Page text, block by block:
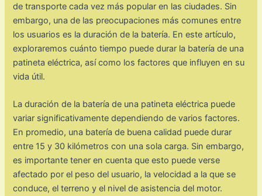
de transporte cada vez más popular en las ciudades. Sin
embargo, una de las preocupaciones más comunes entre
los usuarios es la duración de la batería. En este artículo,
exploraremos cuánto tiempo puede durar la batería de una
patineta eléctrica, así como los factores que influyen en su
vida útil.
La duración de la batería de una patineta eléctrica puede
variar significativamente dependiendo de varios factores.
En promedio, una batería de buena calidad puede durar
entre 15 y 30 kilómetros con una sola carga. Sin embargo,
es importante tener en cuenta que esto puede verse
afectado por el peso del usuario, la velocidad a la que se
conduce, el terreno y el nivel de asistencia del motor.